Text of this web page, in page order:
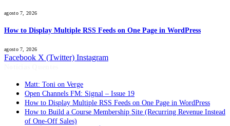
agosto 7, 2026
How to Display Multiple RSS Feeds on One Page in WordPress
agosto 7, 2026
Facebook X (Twitter) Instagram
Matt: Toni on Verge
Open Channels FM: Signal – Issue 19
How to Display Multiple RSS Feeds on One Page in WordPress
How to Build a Course Membership Site (Recurring Revenue Instead
of One-Off Sales)